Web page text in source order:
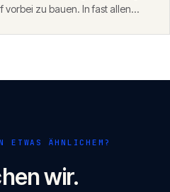
vorbei zu bauen. In fast allen
ÄHNLICHEM?
wir.